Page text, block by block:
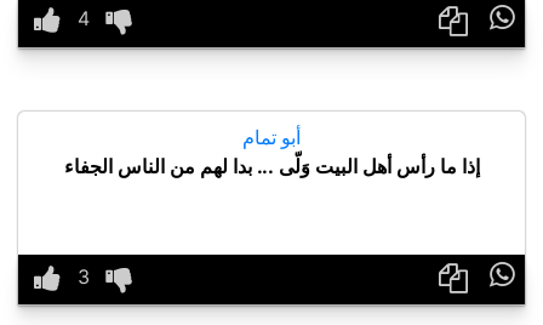

أبو تمام
إذا ما رأس أهل البيت وَلّى ... بدا لهم من الناس الجفاء
